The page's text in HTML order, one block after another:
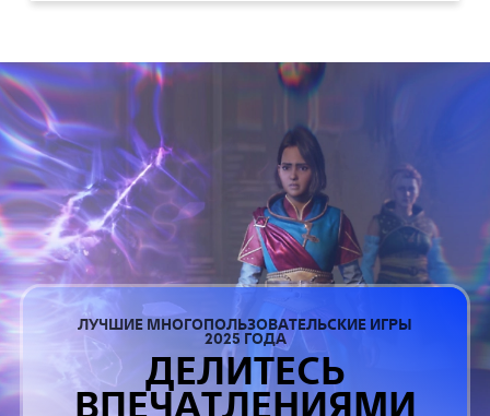
ЛУЧШИЕ МНОГОПОЛЬЗОВАТЕЛЬСКИЕ ИГРЫ
2025 ГОДА
ДЕЛИТЕСЬ